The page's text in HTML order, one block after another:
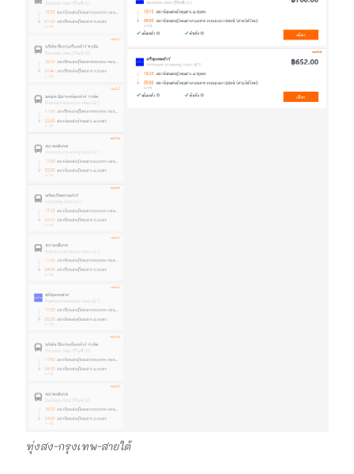
ทุ่งสง-กรุงเทพ-สายใต้